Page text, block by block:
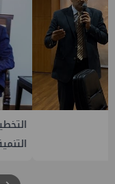
التخطيط والبترول
التنمية الاقتصادية